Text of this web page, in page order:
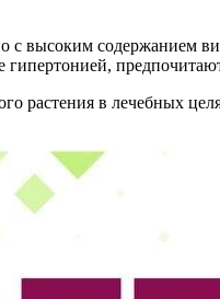
с высоким содержанием
в лечебных